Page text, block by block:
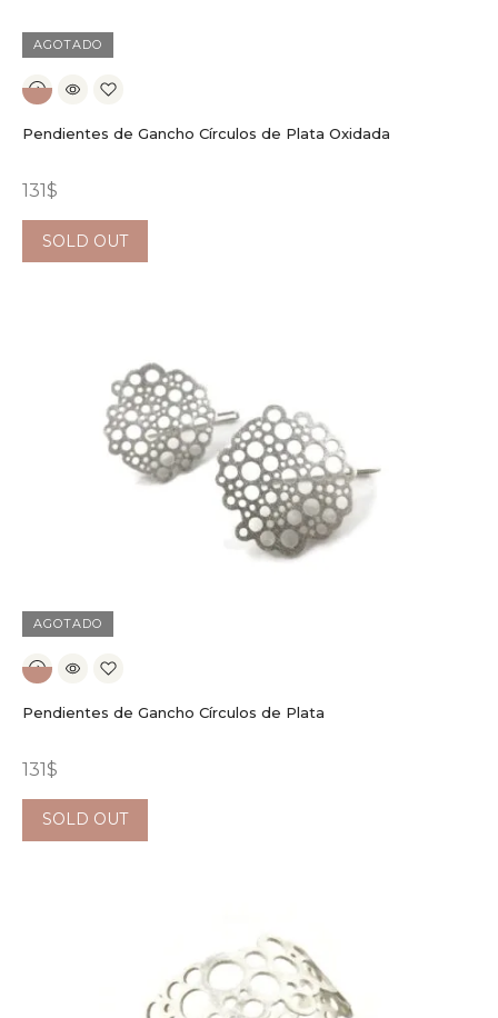
AGOTADO
Pendientes de Gancho Círculos de Plata Oxidada
131$
SOLD OUT
AGOTADO
Pendientes de Gancho Círculos de Plata
131$
SOLD OUT